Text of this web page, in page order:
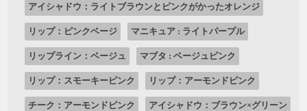
アイシャドウ：ライトブラウンとピンクがかったオレンジ
リップ：ピンクベージ マニキュア : ライトパープル
リップライン：ベージュ マブタ : ベージュピンク
リップ：スモーキーピンク リップ：アーモンドピンク
チーク：アーモンドピンク アイシャドウ：ブラウン×グリーン